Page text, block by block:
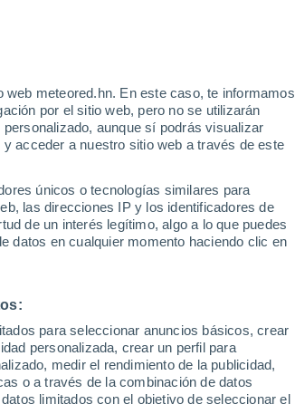
meteored.hn. En este caso, te informamos
por el sitio web, pero no se utilizarán
aunque sí podrás visualizar
acceder a nuestro sitio web a través de este
únicos o tecnologías similares para
las direcciones IP y los identificadores de
de un interés legítimo, algo a lo que puedes
datos en cualquier momento haciendo clic en
para seleccionar anuncios básicos, crear
personalizada, crear un perfil para
medir el rendimiento de la publicidad,
o a través de la combinación de datos
limitados con el objetivo de seleccionar el
39°
38°
Condado
29°
21°